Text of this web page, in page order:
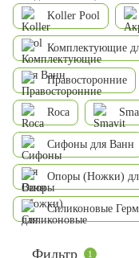
Koller Pool
Комплектующие
Правосторонние
Roca
Сифоны для Ванн
Опоры (Ножки)
Силиконовые
Фильтр 1